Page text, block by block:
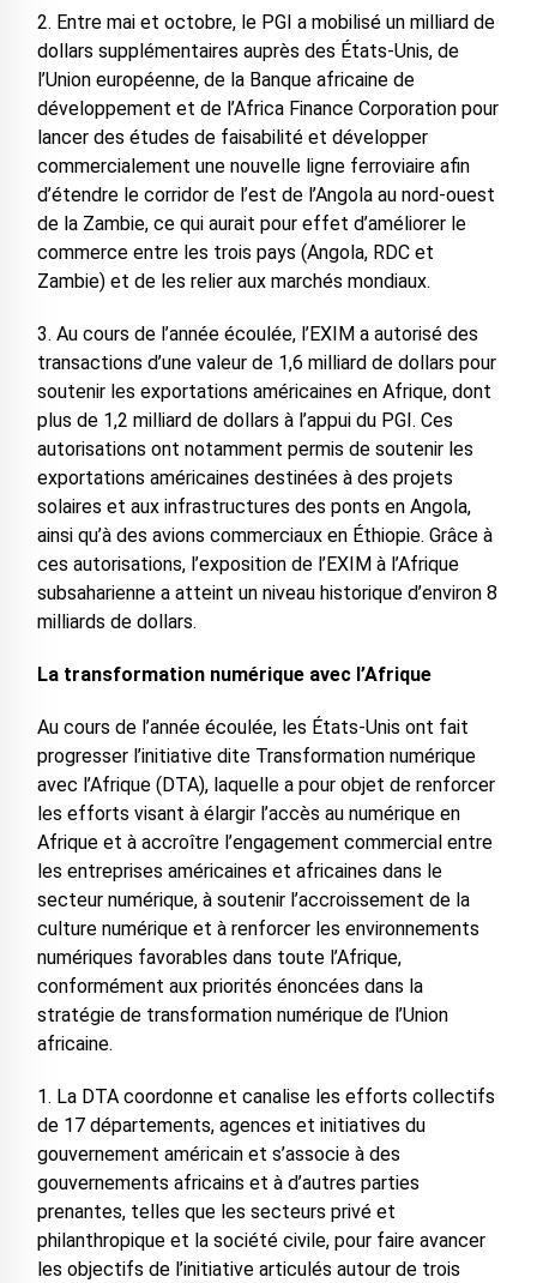
2. Entre mai et octobre, le PGI a mobilisé un milliard de
dollars supplémentaires auprès des États-Unis, de
l’Union européenne, de la Banque africaine de
développement et de l’Africa Finance Corporation pour
lancer des études de faisabilité et développer
commercialement une nouvelle ligne ferroviaire afin
d’étendre le corridor de l’est de l’Angola au nord-ouest
de la Zambie, ce qui aurait pour effet d’améliorer le
commerce entre les trois pays (Angola, RDC et
Zambie) et de les relier aux marchés mondiaux.
3. Au cours de l’année écoulée, l’EXIM a autorisé des
transactions d’une valeur de 1,6 milliard de dollars pour
soutenir les exportations américaines en Afrique, dont
plus de 1,2 milliard de dollars à l’appui du PGI. Ces
autorisations ont notamment permis de soutenir les
exportations américaines destinées à des projets
solaires et aux infrastructures des ponts en Angola,
ainsi qu’à des avions commerciaux en Éthiopie. Grâce à
ces autorisations, l’exposition de l’EXIM à l’Afrique
subsaharienne a atteint un niveau historique d’environ 8
milliards de dollars.
La transformation numérique avec l’Afrique
Au cours de l’année écoulée, les États-Unis ont fait
progresser l’initiative dite Transformation numérique
avec l’Afrique (DTA), laquelle a pour objet de renforcer
les efforts visant à élargir l’accès au numérique en
Afrique et à accroître l’engagement commercial entre
les entreprises américaines et africaines dans le
secteur numérique, à soutenir l’accroissement de la
culture numérique et à renforcer les environnements
numériques favorables dans toute l’Afrique,
conformément aux priorités énoncées dans la
stratégie de transformation numérique de l’Union
africaine.
1. La DTA coordonne et canalise les efforts collectifs
de 17 départements, agences et initiatives du
gouvernement américain et s’associe à des
gouvernements africains et à d’autres parties
prenantes, telles que les secteurs privé et
philanthropique et la société civile, pour faire avancer
les objectifs de l’initiative articulés autour de trois